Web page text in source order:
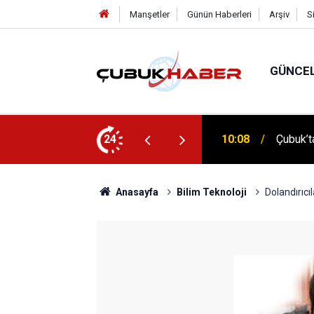
Manşetler Günün Haberleri Arşiv
24
Eranıl Vizyonu 12:06
Anasayfa Bilim Teknoloji